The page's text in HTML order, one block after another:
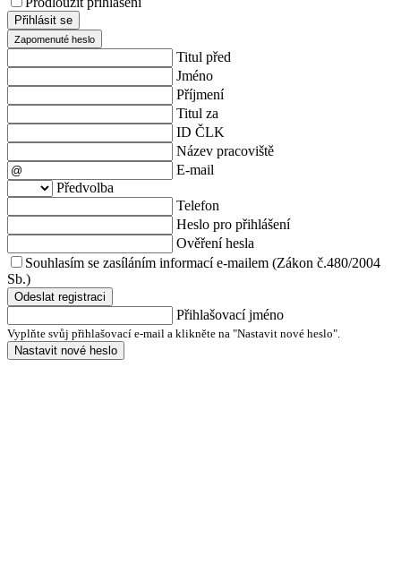
Přihlásit se
Zapomenuté heslo
Titul před
Jméno
Příjmení
Titul za
ID ČLK
Název pracoviště
E-mail
Předvolba
Telefon
Heslo pro přihlášení
Ověření hesla
Souhlasím se zasíláním informací e-mailem (Zákon č.480/2004
Sb.)
Odeslat registraci
Přihlašovací jméno
Vyplňte svůj přihlašovací e-mail a klikněte na "Nastavit nové heslo".
Nastavit nové heslo